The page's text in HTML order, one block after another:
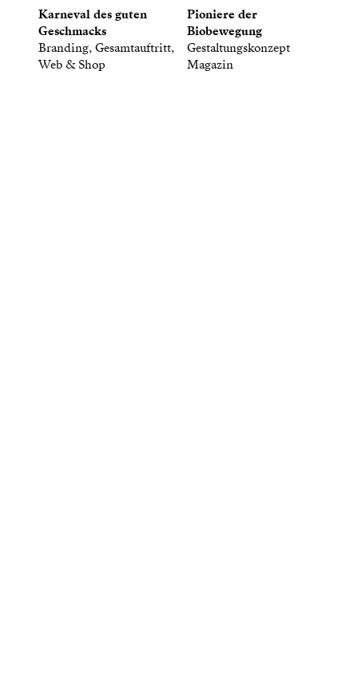
Karneval des guten
Geschmacks
Branding, Gesamtauftritt,
Web & Shop
Pioniere der
Biobewegung
Gestaltungskonzept
Magazin